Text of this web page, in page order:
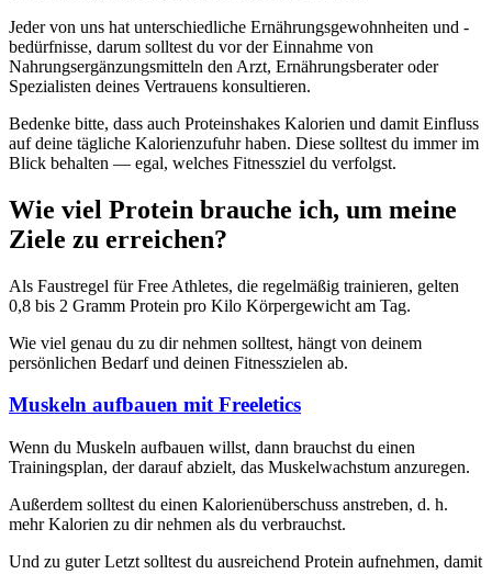
Jeder von uns hat unterschiedliche Ernährungsgewohnheiten und -
bedürfnisse, darum solltest du vor der Einnahme von
Nahrungsergänzungsmitteln den Arzt, Ernährungsberater oder
Spezialisten deines Vertrauens konsultieren.
Bedenke bitte, dass auch Proteinshakes Kalorien und damit Einfluss
auf deine tägliche Kalorienzufuhr haben. Diese solltest du immer im
Blick behalten — egal, welches Fitnessziel du verfolgst.
Wie viel Protein brauche ich, um meine
Ziele zu erreichen?
Als Faustregel für Free Athletes, die regelmäßig trainieren, gelten
0,8 bis 2 Gramm Protein pro Kilo Körpergewicht am Tag.
Wie viel genau du zu dir nehmen solltest, hängt von deinem
persönlichen Bedarf und deinen Fitnesszielen ab.
Muskeln aufbauen mit Freeletics
Wenn du Muskeln aufbauen willst, dann brauchst du einen
Trainingsplan, der darauf abzielt, das Muskelwachstum anzuregen.
Außerdem solltest du einen Kalorienüberschuss anstreben, d. h.
mehr Kalorien zu dir nehmen als du verbrauchst.
Und zu guter Letzt solltest du ausreichend Protein aufnehmen, damit